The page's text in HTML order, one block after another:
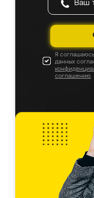
Я
данных
соглашению